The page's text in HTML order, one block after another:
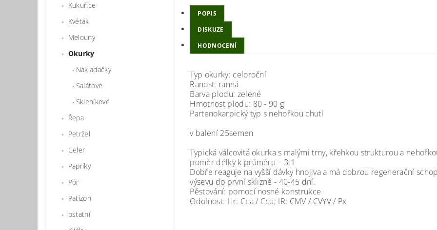
Kukuřice
Květák
Melouny
Okurky
Nakladačky
Salátové
Skleníkové
Řepa
Petržel
Celer
Papriky
Pór
Patizon
ostatní
POPIS
DISKUZE
HODNOCENÍ
Typ okurky: celoroční
Ranost: ranná
Barva plodu: zelené
Hmotnost plodu: 80 - 90 g
Partenokarpický typ s nehořkou chutí
v balení 25semen
Typická válcovitá okurka s malými trny, křehkou strukturou a
poměr délky k průměru – 3:1
Dobře reaguje na vyšší dávky hnojiva a má dobrou regenerační
výsevu do první sklizně - 40-45 dní.
Pěstování: pomocí nosné konstrukce
Odolnost: Hr: Cca / Ccu; IR: CMV / CVYV / Px